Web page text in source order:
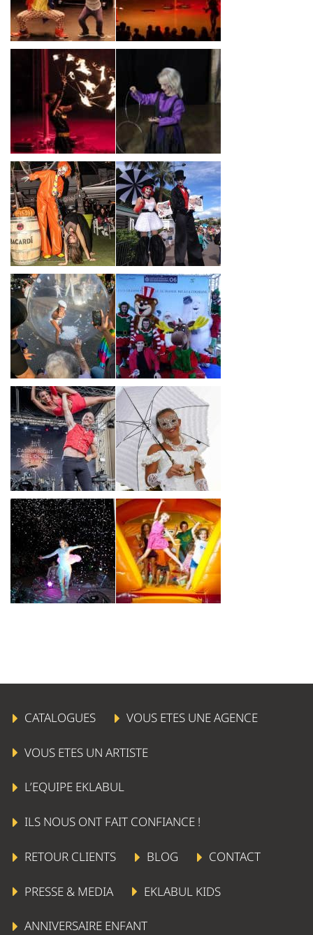
CATALOGUES VOUS ETES UNE AGENCE
VOUS ETES UN ARTISTE
L’EQUIPE EKLABUL
ILS NOUS ONT FAIT CONFIANCE !
RETOUR CLIENTS BLOG CONTACT
PRESSE & MEDIA EKLABUL KIDS
ANNIVERSAIRE ENFANT